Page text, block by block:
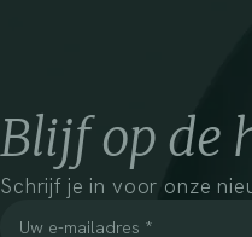
Blijf op de
Schrijf je in voor onze